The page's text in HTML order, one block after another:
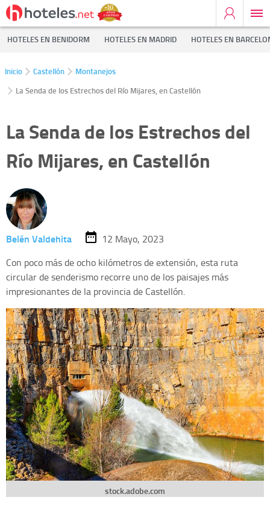
HOTELES EN BENIDORM HOTELES EN MADRID HOTELES EN
Inicio Castellón
Montanejos
La Senda de los Estrechos del Río Mijares, en Castellón
La Senda de los Estrechos del
Río Mijares, en Castellón
Belén Valdehita
12 Mayo, 2023
Con poco más de ocho kilómetros de extensión, esta ruta
circular de senderismo recorre uno de los paisajes más
impresionantes de la provincia de Castellón.
stock.adobe.com